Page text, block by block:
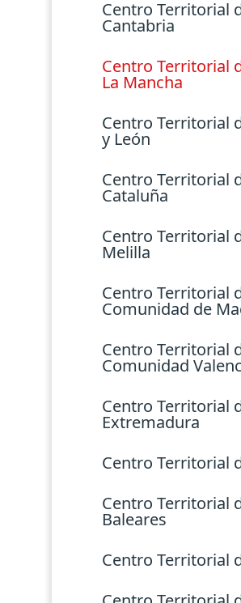
Centro Territorial
Cantabria
Centro Territorial
La Mancha
Centro Territorial
y León
Centro Territorial
Cataluña
Centro Territorial
Melilla
Centro Territorial
Comunidad de
Centro Territorial
Comunidad
Centro Territorial
Extremadura
Centro Territorial
Centro Territorial
Baleares
Centro Territorial